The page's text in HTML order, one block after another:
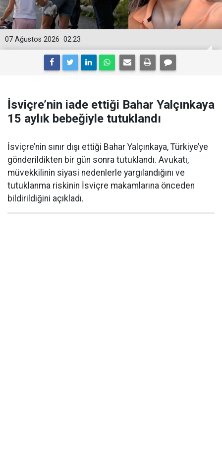
02:23
07 Ağustos 2026
İsviçre’nin iade ettiği Bahar Yalçınkaya
15 aylık bebeğiyle tutuklandı
İsviçre’nin sınır dışı ettiği Bahar Yalçınkaya, Türkiye’ye
gönderildikten bir gün sonra tutuklandı. Avukatı,
müvekkilinin siyasi nedenlerle yargılandığını ve
tutuklanma riskinin İsviçre makamlarına önceden
bildirildiğini açıkladı.